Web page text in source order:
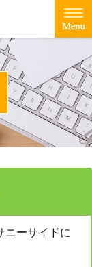
ニーサイドに